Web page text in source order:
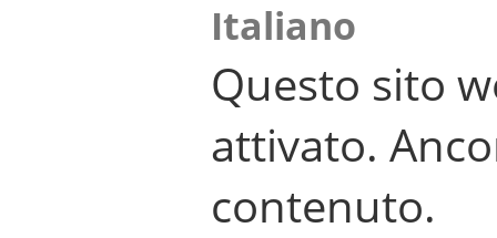
Italiano
Questo sito
attivato.
contenuto.